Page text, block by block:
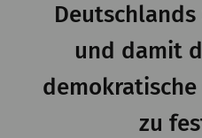
und damit
zu